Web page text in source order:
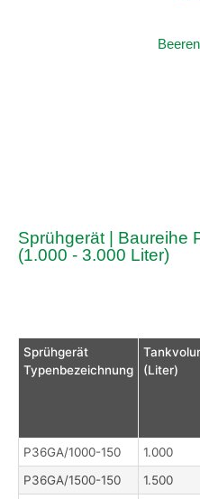
Sprühgerät | Baureihe
(1.000 - 3.000 Liter)
Sprühgerät
Typenbezeichnung
(Liter)
P36GA/1000-150
1.000
P36GA/1500-150
1.500